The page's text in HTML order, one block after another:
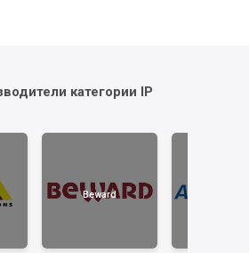
категории IP
Beward